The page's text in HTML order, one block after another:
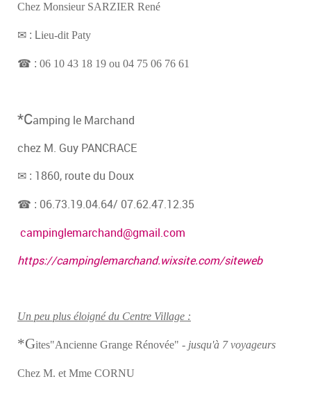
Chez Monsieur SARZIER René
✉ : Lieu-dit Paty
☎ : 06 10 43 18 19 ou 04 75 06 76 61
*Camping le Marchand
chez M. Guy PANCRACE
✉ : 1860, route du Doux
☎ : 06.73.19.04.64/ 07.62.47.12.35
campinglemarchand@gmail.com
https://campinglemarchand.wixsite.com/siteweb
Un peu plus éloigné du Centre Village :
*Gites"Ancienne Grange Rénovée" - jusqu'à 7 voyageurs
Chez M. et Mme CORNU